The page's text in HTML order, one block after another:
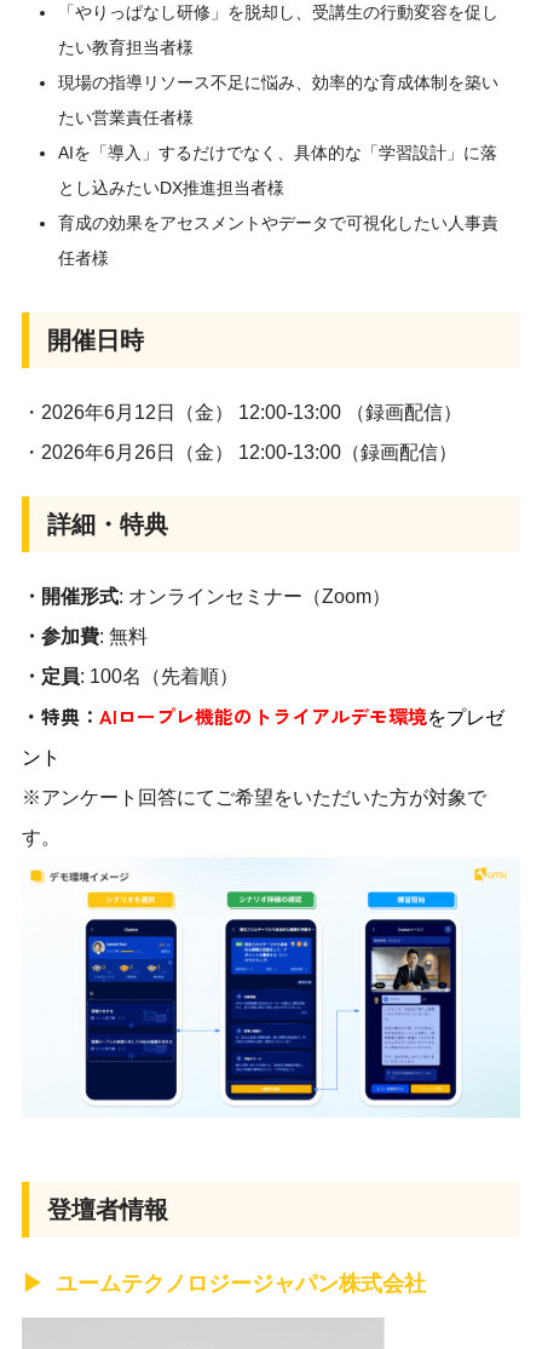
「やりっぱなし研修」を脱却 し、受講生の行動変容を促し
たい教育担当者様
現場の指導リソース不足に悩み、効率的な育成体制を築い
たい営業責任者様
AIを「導入」するだけでなく、具体的な「学習設計」に落
とし込みたいDX推進担当者様
育成の効果をアセスメントやデータで可視化したい人事責
任者様
開催日時
・2026年6月12日（金） 12:00-13:00 （録画配信）
・2026年6月26日（金） 12:00-13:00（録画配信）
詳細・特典
・開催形式: オンラインセミナー（Zoom）
・参加費: 無料
・定員: 100名（先着順）
・特典： AIロープレ機能のトライアルデモ環境をプレゼ
ント
※アンケート回答にてご希望をいただいた方が対象で
す。
登壇者情報
ユームテクノロジージャパン株式会社